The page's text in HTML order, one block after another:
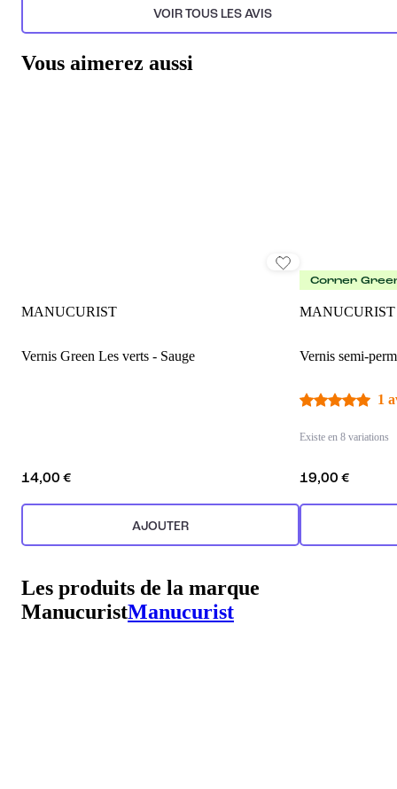
VOIR TOUS LES AVIS
Vous aimerez aussi
MANUCURIST
Vernis Green Les verts - Sauge
14,00 €
AJOUTER
Corner
MANUCURIST
Vernis semi-
1
Existe en 8 variations
19,00 €
Les produits de la marque
ManucuristManucurist